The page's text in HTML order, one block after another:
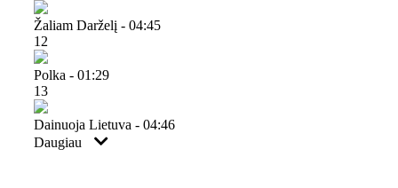
Žaliam Darželį - 04:45
12
Polka - 01:29
13
Dainuoja Lietuva - 04:46
Daugiau